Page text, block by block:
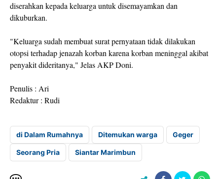
diserahkan kepada keluarga untuk disemayamkan dan
dikuburkan.
"Keluarga sudah membuat surat pernyataan tidak dilakukan
otopsi terhadap jenazah korban karena korban meninggal akibat
penyakit dideritanya," Jelas AKP Doni.
Penulis : Ari
Redaktur : Rudi
di Dalam Rumahnya Ditemukan warga Geger
Seorang Pria Siantar Marimbun